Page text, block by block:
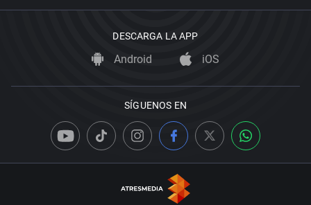
DESCARGA LA APP
Android iOS
SÍGUENOS EN